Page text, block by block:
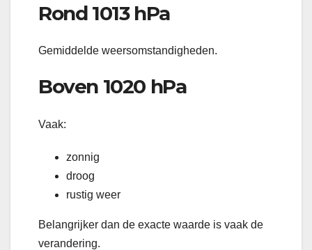
Rond 1013 hPa
Gemiddelde weersomstandigheden.
Boven 1020 hPa
Vaak:
zonnig
droog
rustig weer
Belangrijker dan de exacte waarde is vaak de
verandering.